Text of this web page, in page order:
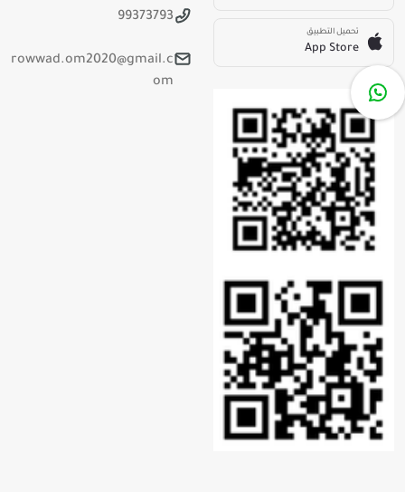
تحميل التطبيق
App Store
99373793
rowwad.om2020@gmail.c
om